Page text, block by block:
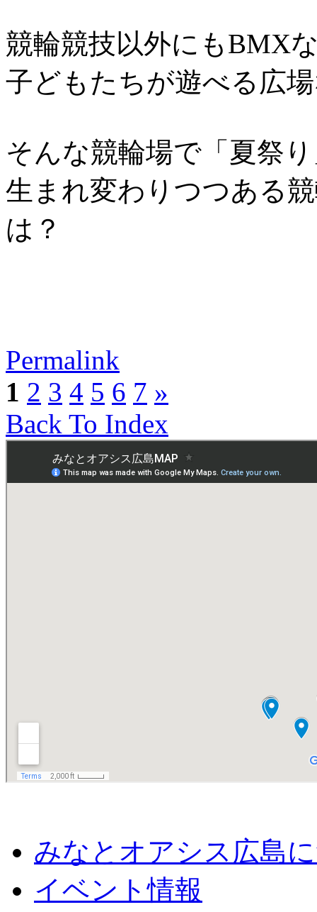
競輪競技以外にもBMX
子どもたちが遊べる広
そんな競輪場で「夏祭
生まれ変わりつつある
は？
Permalink
1 2 3 4 5 6 7 »
Back To Index
みなとオアシス広島
イベント情報